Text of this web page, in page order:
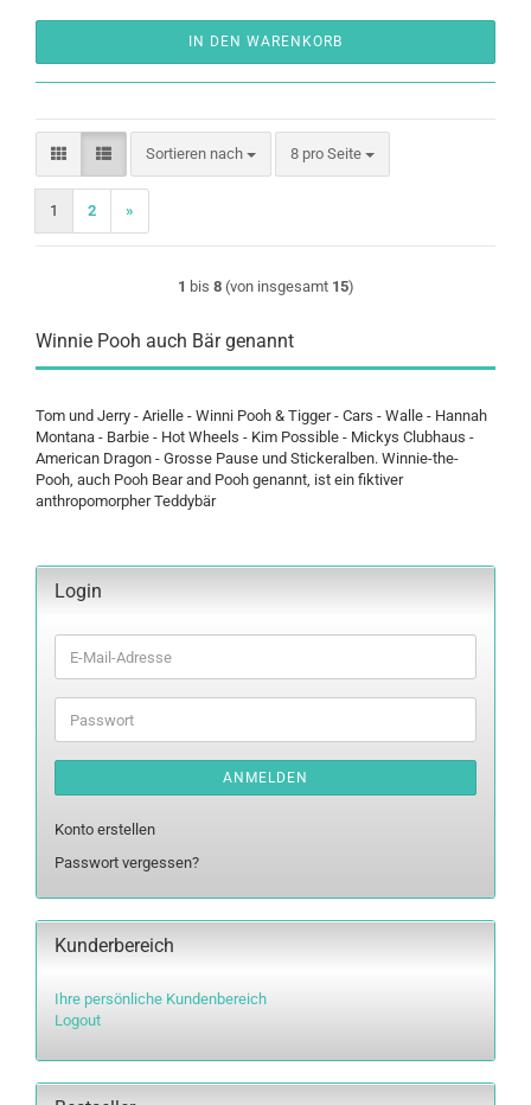
IN DEN WARENKORB
Sortieren nach
Sortieren nach 8 pro Seite
pro Seite
1 2 »
1 bis 8(von insgesamt 15)
Winnie Pooh auch Bär genannt
Tom und Jerry - Arielle - Winni Pooh & Tigger - Cars - Walle - Hannah
Montana - Barbie - Hot Wheels - Kim Possible - Mickys Clubhaus -
American Dragon - Grosse Pause und Stickeralben. Winnie-the-
Pooh, auch Pooh Bear and Pooh genannt, ist ein fiktiver
anthropomorpher Teddybär
Login
E-
Mail-
Adresse
Passwort
ANMELDEN
Konto erstellen
Passwort vergessen?
Kunderbereich
Ihre persönliche Kundenbereich
Logout